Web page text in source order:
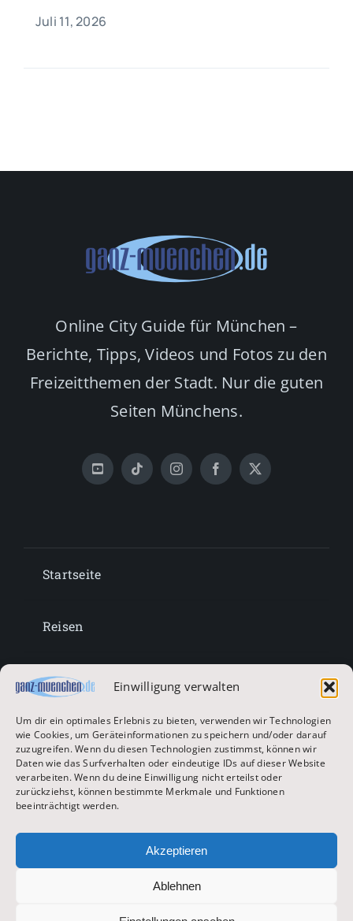
Einwilligung verwalten
Um dir ein optimales Erlebnis zu bieten, verwenden wir Technologien
wie Cookies, um Geräteinformationen zu speichern und/oder darauf
zuzugreifen. Wenn du diesen Technologien zustimmst, können wir
Daten wie das Surfverhalten oder eindeutige IDs auf dieser Website
verarbeiten. Wenn du deine Einwilligung nicht erteilst oder
zurückziehst, können bestimmte Merkmale und Funktionen
beeinträchtigt werden.
Akzeptieren
Ablehnen
Juli 11, 2026
Online City Guide für München –
Berichte, Tipps, Videos und Fotos zu den
Freizeitthemen der Stadt. Nur die guten
Seiten Münchens.
Startseite
Reisen
Lifestyle
Entertainment
Oktoberfest & Volksfeste
Zur Hauptseite